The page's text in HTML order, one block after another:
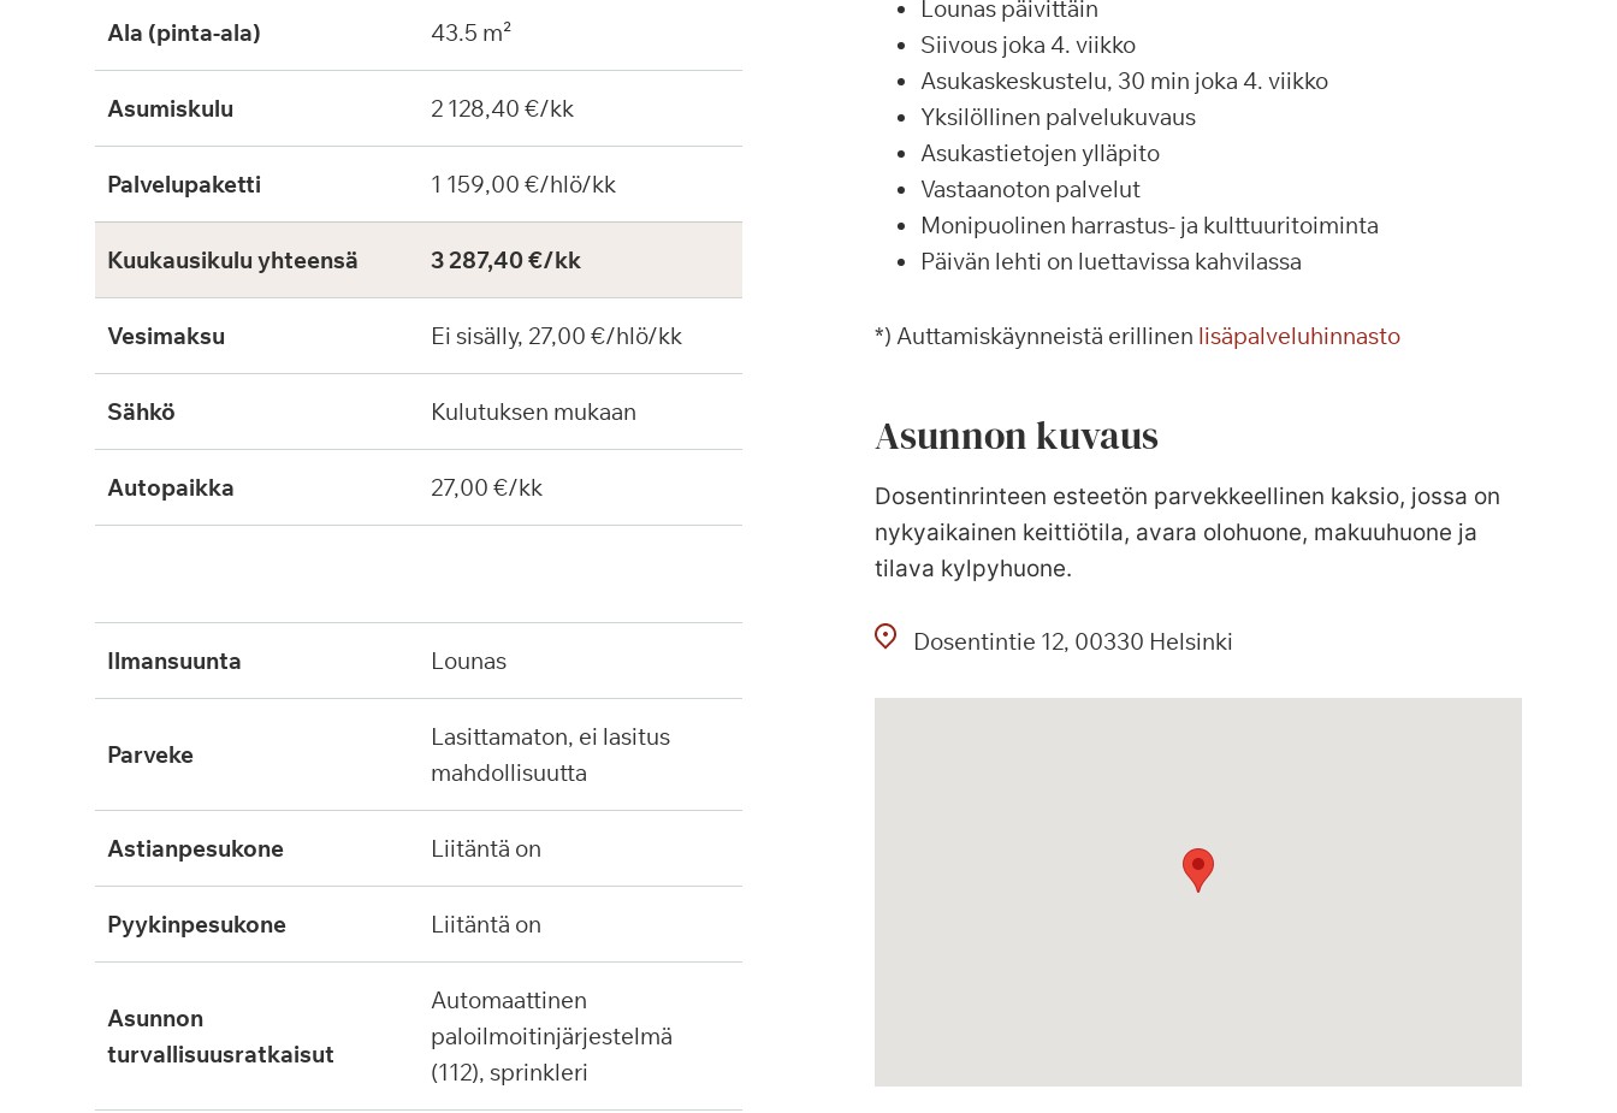
Ala (pinta-ala) 43.5 m²
Asumiskulu 2 128,40 €/kk
Palvelupaketti 1 159,00 €/hlö/kk
Kuukausikulu yhteensä 3 287,40 €/kk
Vesimaksu Ei sisälly, 27,00 €/hlö/kk
Sähkö Kulutuksen mukaan
Autopaikka 27,00 €/kk
ilmansuunta lounas
parveke
lasittamaton, ei lasitus
mahdollisuutta
astianpesukone liitäntä on
pyykinpesukone liitäntä on
asunnon
turvallisuusratkaisut
automaattinen
paloilmoitinjärjestelmä
(112), sprinkleri
Lounas päivittäin
Siivous joka 4. viikko
Asukaskeskustelu, 30 min joka 4. viikko
Yksilöllinen palvelukuvaus
Asukastietojen ylläpito
Vastaanoton palvelut
Monipuolinen harrastus- ja kulttuuritoiminta
Päivän lehti on luettavissa kahvilassa
*) Auttamiskäynneistä erillinen lisäpalveluhinnasto
Asunnon kuvaus
Dosentinrinteen esteetön parvekkeellinen kaksio, jossa on
nykyaikainen keittiötila, avara olohuone, makuuhuone ja
tilava kylpyhuone.
Dosentintie 12 00330 Helsinki